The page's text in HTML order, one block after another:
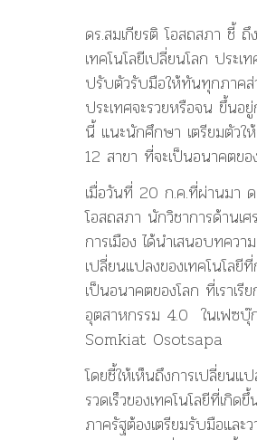
ดร.สมเกียรติ โอสถสภา ชี้ ถึ
เทคโนโลยีเปลี่ยนโลก ประเ
ปรับตัวรับมือให้ทันทุกภาค
ประเทศจะรวยหรือจน ขึ้นอ
นี้ แนะนักศึกษา เตรียมตัวใ
12 สาขา ที่จะเป็นอนาคตขอ
เมื่อวันที่ 20 ก.ค.ที่ผ่านมา ด
โอสถสภา นักวิชาการด้านเ
การเมือง ได้นำเสนอบทควา
เปลี่ยนแปลงของเทคโนโลยีที่
เป็นอนาคตของโลก ที่เราเรี
อุตสาหกรรม 4.0 ในเฟซบุ๊
Somkiat Osotsapa
โดยชี้ให้เห็นถึงการเปลี่ยนแ
รวดเร็วของเทคโนโลยีที่เกิด
ภาครัฐต้องเตรียมรับมือและ